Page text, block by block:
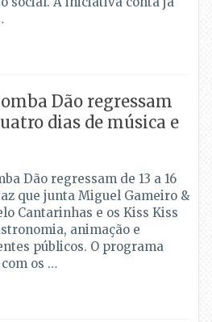
Dão regressam
dias de música e
Dão regressam de 13 a 16
que junta Miguel Gameiro &
Cantarinhas e os Kiss Kiss
animação e
públicos. O programa
os …